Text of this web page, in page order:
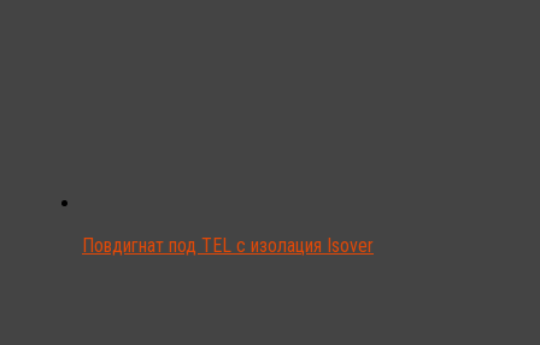
Повдигнат под TEL с изолация Isover